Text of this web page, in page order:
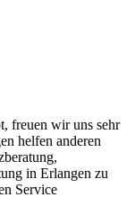
freuen wir uns sehr
helfen anderen
in Erlangen zu
Service